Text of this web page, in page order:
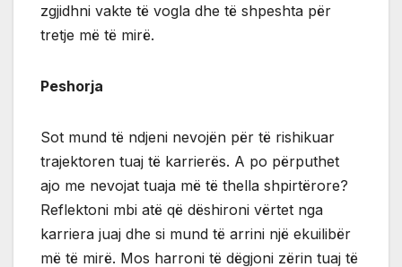
zgjidhni vakte të vogla dhe të shpeshta për
tretje më të mirë.
Peshorja
Sot mund të ndjeni nevojën për të rishikuar
trajektoren tuaj të karrierës. A po përputhet
ajo me nevojat tuaja më të thella shpirtërore?
Reflektoni mbi atë që dëshironi vërtet nga
karriera juaj dhe si mund të arrini një ekuilibër
më të mirë. Mos harroni të dëgjoni zërin tuaj të